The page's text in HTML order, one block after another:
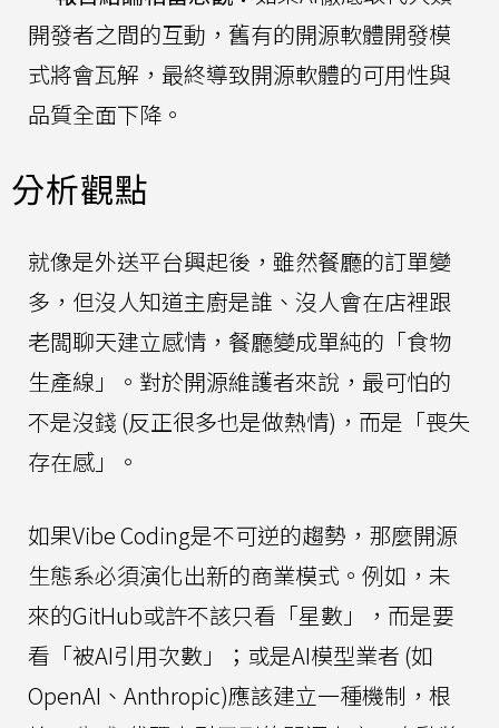
開發者之間的互動，舊有的開源軟體開發模
式將會瓦解，最終導致開源軟體的可用性與
品質全面下降。
分析觀點
就像是外送平台興起後，雖然餐廳的訂單變
多，但沒人知道主廚是誰、沒人會在店裡跟
老闆聊天建立感情，餐廳變成單純的「食物
生產線」。對於開源維護者來說，最可怕的
不是沒錢 (反正很多也是做熱情)，而是「喪失
存在感」。
如果Vibe Coding是不可逆的趨勢，那麼開源
生態系必須演化出新的商業模式。例如，未
來的GitHub或許不該只看「星數」，而是要
看「被AI引用次數」；或是AI模型業者 (如
OpenAI、Anthropic)應該建立一種機制，根